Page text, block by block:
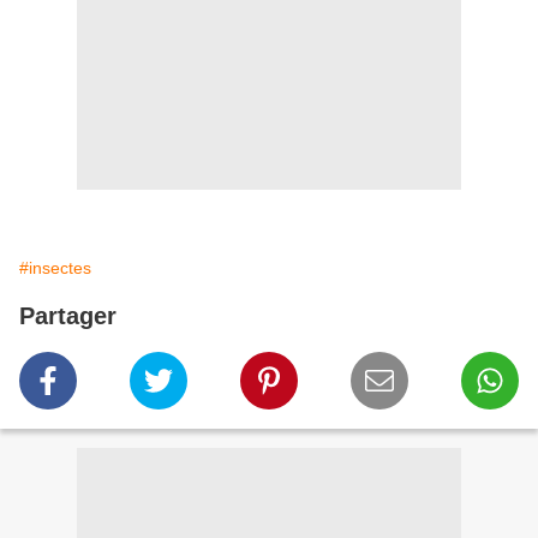
#insectes
Partager